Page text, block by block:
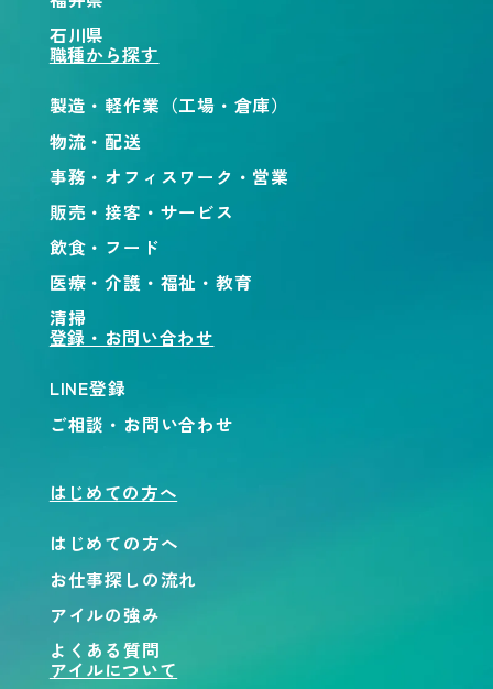
石川県
職種から探す
製造・軽作業（工場・倉庫）
物流・配送
事務・オフィスワーク・営業
販売・接客・サービス
飲食・フード
医療・介護・福祉・教育
清掃
登録・お問い合わせ
LINE登録
ご相談・お問い合わせ
はじめての方へ
はじめての方へ
お仕事探しの流れ
アイルの強み
よくある質問
アイルについて